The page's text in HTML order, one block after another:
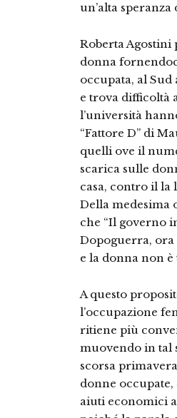
un’alta
Roberta
donna
occupata, al
e trova difficoltà
l’università
“Fattore D” di
quelli ove il
scarica sulle
casa, contro il la
Della medesima
che “Il governo
Dopoguerra,
e la donna non
A questo
l’occupazione
ritiene più
muovendo in tal
scorsa
donne occupate,
aiuti economici